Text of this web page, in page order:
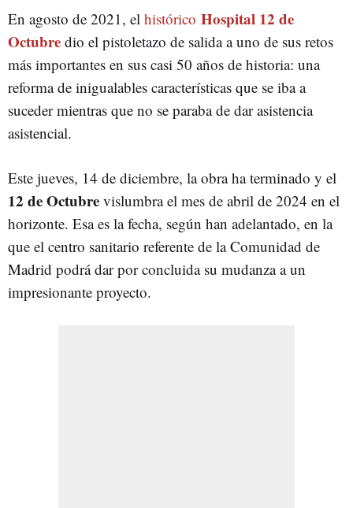
En agosto de 2021, el histórico Hospital 12 de
Octubre dio el pistoletazo de salida a uno de sus retos
más importantes en sus casi 50 años de historia: una
reforma de inigualables características que se iba a
suceder mientras que no se paraba de dar asistencia
asistencial.
Este jueves, 14 de diciembre, la obra ha terminado y el
12 de Octubre vislumbra el mes de abril de 2024 en el
horizonte. Esa es la fecha, según han adelantado, en la
que el centro sanitario referente de la Comunidad de
Madrid podrá dar por concluida su mudanza a un
impresionante proyecto.